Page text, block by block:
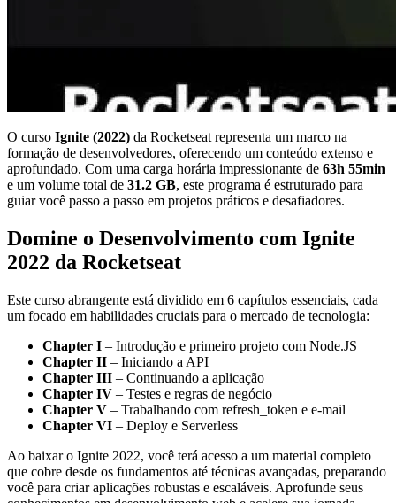
O curso Ignite (2022) da Rocketseat representa um marco na
formação de desenvolvedores, oferecendo um conteúdo extenso e
aprofundado. Com uma carga horária impressionante de 63h 55min
e um volume total de 31.2 GB, este programa é estruturado para
guiar você passo a passo em projetos práticos e desafiadores.
Domine o Desenvolvimento com Ignite
2022 da Rocketseat
Este curso abrangente está dividido em 6 capítulos essenciais, cada
um focado em habilidades cruciais para o mercado de tecnologia:
Chapter I – Introdução e primeiro projeto com Node.JS
Chapter II – Iniciando a API
Chapter III – Continuando a aplicação
Chapter IV – Testes e regras de negócio
Chapter V – Trabalhando com refresh_token e e-mail
Chapter VI – Deploy e Serverless
Ao baixar o Ignite 2022, você terá acesso a um material completo
que cobre desde os fundamentos até técnicas avançadas, preparando
você para criar aplicações robustas e escaláveis. Aprofunde seus